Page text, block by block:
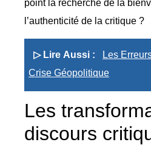
point la recherche de la
l’authenticité de la critique ?
▷ Lire Aussi :
Les
Crise Géopolitique
Les
discours